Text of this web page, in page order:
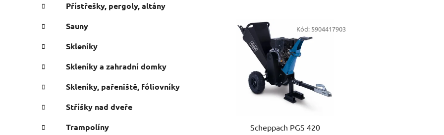
Přístřešky, pergoly, altány
Sauny
Skleníky
Skleníky a zahradní domky
Skleníky, pařeniště, fóliovníky
Stříšky nad dveře
Trampolíny
Scheppach PGS 420
Kód: 5904417903